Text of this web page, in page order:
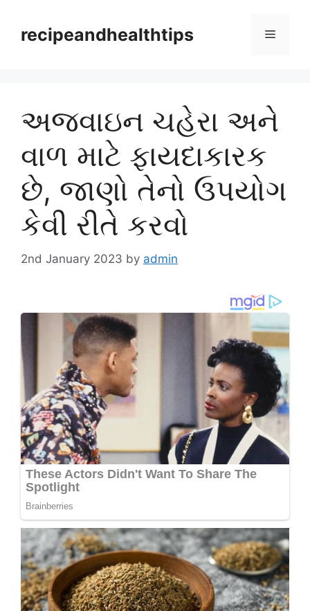
contentrecipeandhealthtips Menu
અજવાઇન ચહેરા અને
વાળ માટે ફાયદાકારક
છે, જાણો તેનો ઉપયોગ
કેવી રીતે કરવો
2nd January 2023 by admin